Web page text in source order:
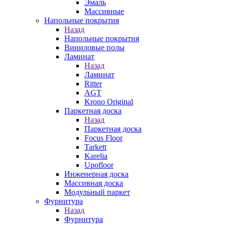
Эмаль
Массивные
Напольные покрытия
Назад
Напольные покрытия
Виниловые полы
Ламинат
Назад
Ламинат
Ritter
AGT
Krono Original
Паркетная доска
Назад
Паркетная доска
Focus Floor
Tarkett
Karelia
Upofloor
Инженерная доска
Массивная доска
Модульный паркет
Фурнитура
Назад
Фурнитура